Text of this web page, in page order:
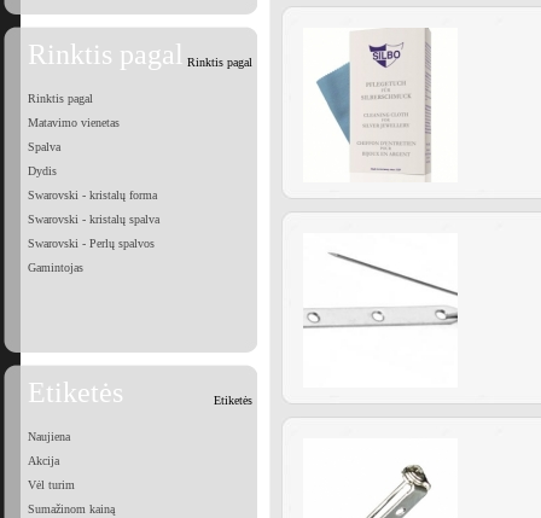
Rinktis pagal Rinktis pagal
Rinktis pagal
Matavimo vienetas
Spalva
Dydis
Swarovski - kristalų forma
Swarovski - kristalų spalva
Swarovski - Perlų spalvos
Gamintojas
Etiketės Etiketės
Naujiena
Akcija
Vėl turim
Sumažinom kainą